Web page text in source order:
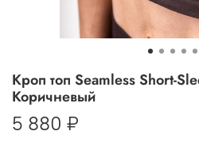
Кроп топ Seamless Short-
Коричневый
5 880 ₽